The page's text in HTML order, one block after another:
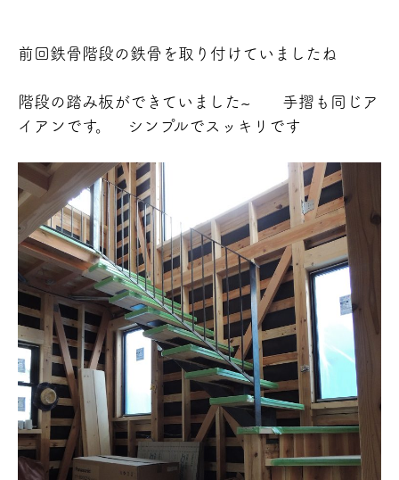
前回鉄骨階段の鉄骨を取り付けていましたね
階段の踏み板ができていました~ 手摺も同じア
イアンです。 シンプルでスッキリ です